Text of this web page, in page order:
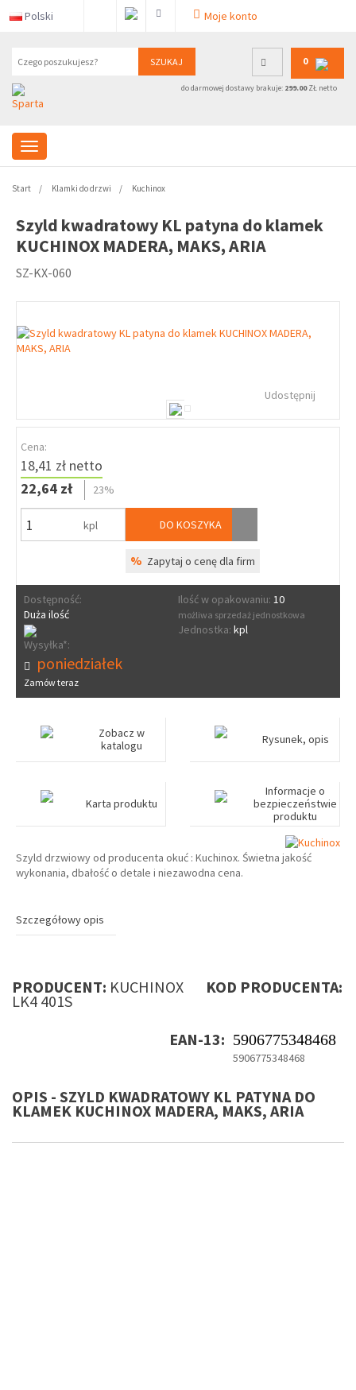
Polski Moje konto
SZUKAJ 0
do darmowej dostawy brakuje: 299.00ZŁ netto
Start Klamki do drzwi Kuchinox
Szyld kwadratowy KL patyna do klamek
KUCHINOX MADERA, MAKS, ARIA
SZ-KX-060
Udostępnij
Cena:
18,41 zł netto
22,64 zł
23%
kpl DO KOSZYKA
% Zapytaj o cenę dla firm
Dostępność:
Duża ilość
Ilość w opakowaniu: 10
możliwa sprzedaż jednostkowa
Jednostka: kpl
Wysyłka*:
poniedziałek
Zamów teraz
Zobacz w
katalogu
Rysunek, opis
Karta produktu
Informacje o
bezpieczeństwie
produktu
Szyld drzwiowy od producenta okuć : Kuchinox. Świetna jakość
wykonania, dbałość o detale i niezawodna cena.
Szczegółowy opis
PRODUCENT: KUCHINOX KOD PRODUCENTA:
LK4 401S
EAN-13: 5906775348468
5906775348468
OPIS - SZYLD KWADRATOWY KL PATYNA DO
KLAMEK KUCHINOX MADERA, MAKS, ARIA